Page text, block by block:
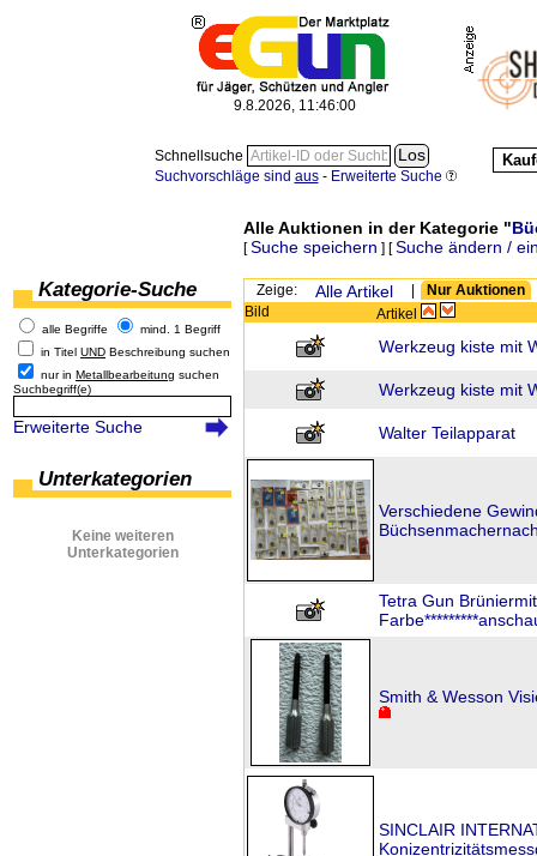
9.8.2026, 11:46:00
Schnellsuche
Suchvorschläge sind aus- Erweiterte Suche
Alle Auktionen in der Kategorie "
[Suche speichern ] [Suche ändern /
Kategorie-Suche
alle Begriffe
mind. 1 Begriff
in Titel UND Beschreibung suchen
nur in Metallbearbeitung suchen
Suchbegriff(e)
Erweiterte Suche
Unterkategorien
Keine weiteren
Unterkategorien
Zeige: Alle Artikel
Nur Auktionen
Bild
Artikel
Werkzeug kiste mit
Werkzeug kiste mit
Walter Teilapparat
Verschiedene
Tetra Gun
Smith & Wesson
SINCLAIR